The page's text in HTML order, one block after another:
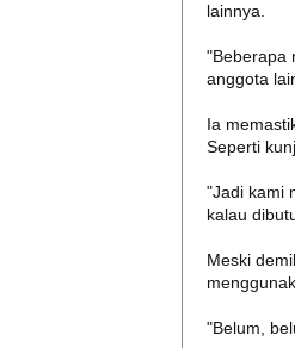
lainnya.
"Beberapa
anggota
Ia
Seperti
"Jadi kami
kalau
Meski
"Belum,